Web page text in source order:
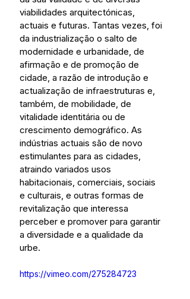
viabilidades arquitectónicas,
actuais e futuras. Tantas vezes, foi
da industrialização o salto de
modernidade e urbanidade, de
afirmação e de promoção de
cidade, a razão de introdução e
actualização de infraestruturas e,
também, de mobilidade, de
vitalidade identitária ou de
crescimento demográfico. As
indústrias actuais são de novo
estimulantes para as cidades,
atraindo variados usos
habitacionais, comerciais, sociais
e culturais, e outras formas de
revitalização que interessa
perceber e promover para garantir
a diversidade e a qualidade da
urbe.
https://vimeo.com/275284723